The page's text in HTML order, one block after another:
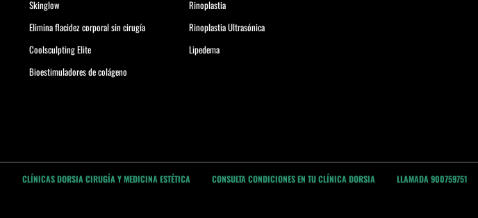
Skinglow
Elimina flacidez corporal sin cirugía
Coolsculpting Elite
Bioestimuladores de colágeno
Rinoplastia
Rinoplastia Ultrasónica
Lipedema
CLÍNICAS DORSIA CIRUGÍA Y MEDICINA ESTÉTICA CONSULTA CONDICIONES EN TU CLÍNICA DORSIA LLAMADA 900759751